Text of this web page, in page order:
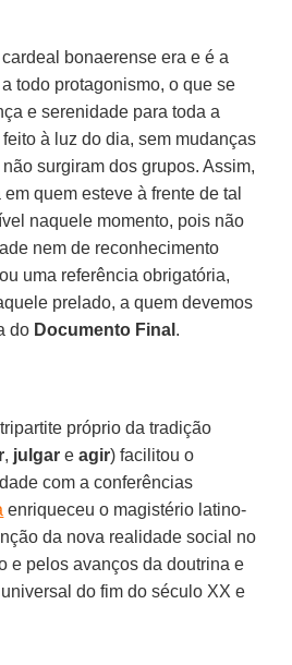
bonaerense era e é a
todo protagonismo, o que se
e serenidade para toda a
à luz do dia, sem mudanças
surgiram dos grupos. Assim,
quem esteve à frente de tal
naquele momento, pois não
nem de reconhecimento
uma referência obrigatória,
prelado, a quem devemos
do Documento Final .
próprio da tradição
, julgar eagir) facilitou o
com a conferências
enriqueceu o magistério latino-
da nova realidade social no
e pelos avanços da doutrina e
do fim do século XX e